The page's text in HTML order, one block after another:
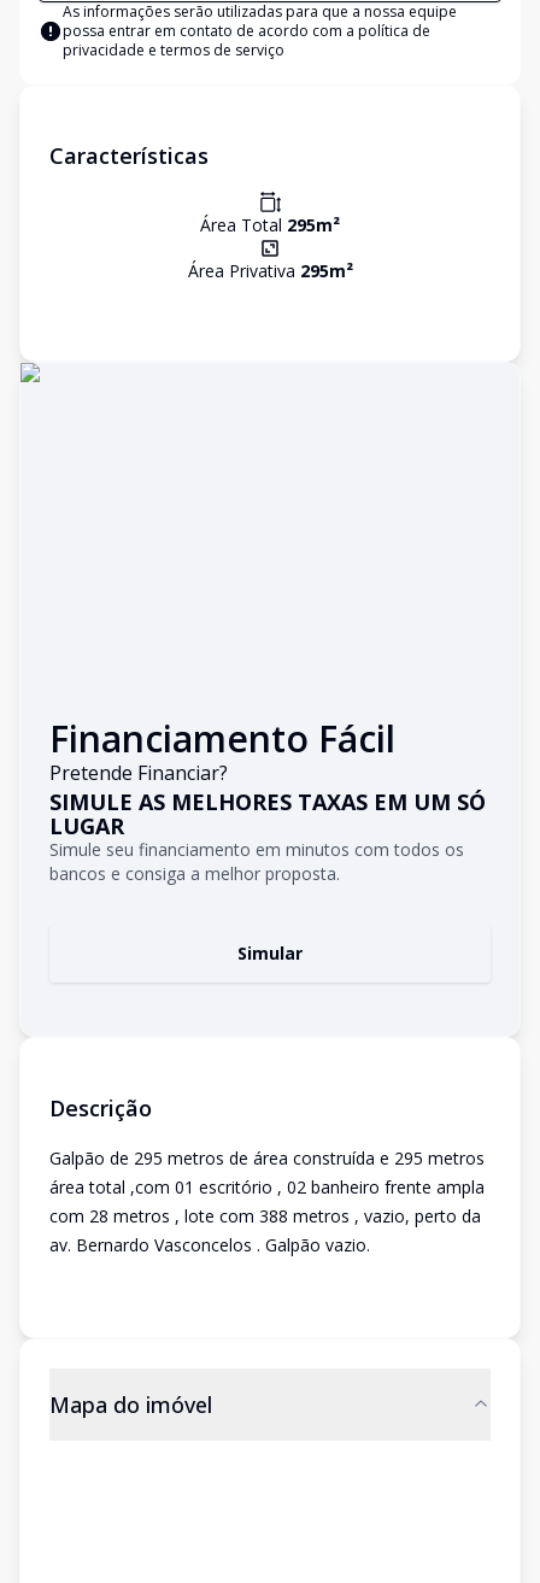
As informações serão utilizadas para que a nossa equipe
possa entrar em contato de acordo com a política de
privacidade e termos de serviço
Características
Área Total 295m²
Área Privativa 295m²
Financiamento Fácil
Pretende Financiar?
SIMULE AS MELHORES TAXAS EM UM SÓ
LUGAR
Simule seu financiamento em minutos com todos os
bancos e consiga a melhor proposta.
Simular
Descrição
Galpão de 295 metros de área construída e 295 metros
área total ,com 01 escritório , 02 banheiro frente ampla
com 28 metros , lote com 388 metros , vazio, perto da
av. Bernardo Vasconcelos . Galpão vazio.
Mapa do imóvel